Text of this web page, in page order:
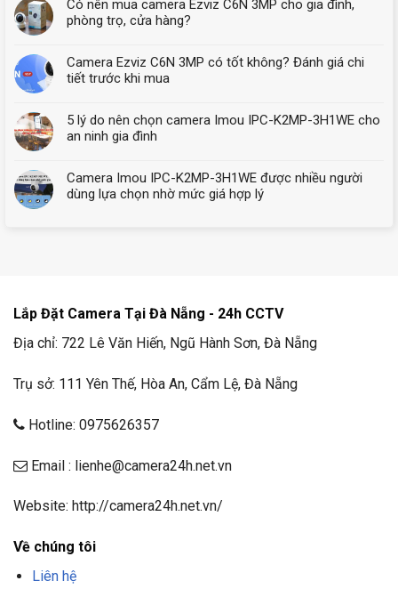
Có nên mua camera Ezviz C6N 3MP cho gia đình,
phòng trọ, cửa hàng?
Camera Ezviz C6N 3MP có tốt không? Đánh giá chi
tiết trước khi mua
5 lý do nên chọn camera Imou IPC-K2MP-3H1WE cho
an ninh gia đình
Camera Imou IPC-K2MP-3H1WE được nhiều người
dùng lựa chọn nhờ mức giá hợp lý
Lắp Đặt Camera Tại Đà Nẵng - 24h CCTV
Địa chỉ: 722 Lê Văn Hiến, Ngũ Hành Sơn, Đà Nẵng
Trụ sở: 111 Yên Thế, Hòa An, Cẩm Lệ, Đà Nẵng
Hotline: 0975626357
Email : lienhe@camera24h.net.vn
Website: http://camera24h.net.vn/
Về chúng tôi
Liên hệ